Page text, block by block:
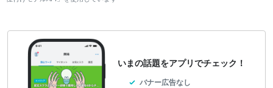
いまの話題をアプリでチェック！
バナー広告なし